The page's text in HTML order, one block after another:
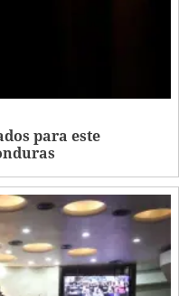
para este